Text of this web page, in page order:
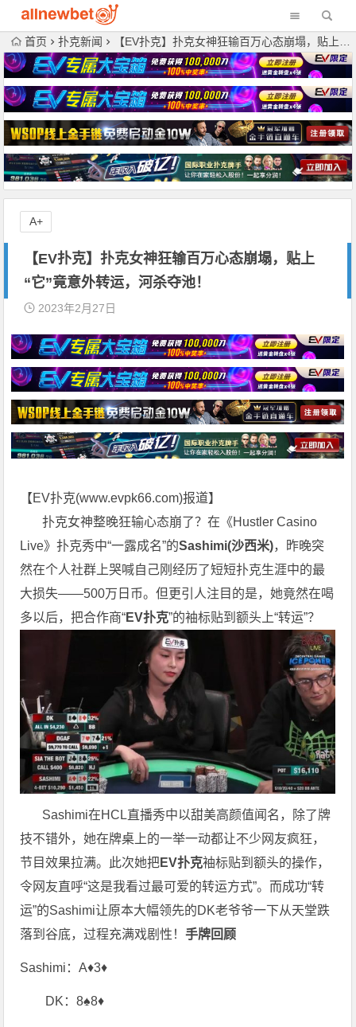
首页 扑克新闻 【EV扑克】扑克女神狂输百万心态崩塌，贴上“它”竟意外转运，河杀夺池！
【EV扑克】扑克女神狂输百万心态崩塌，贴上
“它”竟意外转运，河杀夺池！
2023年2月27日
【EV扑克(www.evpk66.com)报道】
扑克女神整晚狂输心态崩了？在《Hustler Casino
Live》扑克秀中“一露成名”的Sashimi(沙西米)，昨晚突
然在个人社群上哭喊自己刚经历了短短扑克生涯中的最
大损失——500万日币。但更引人注目的是，她竟然在喝
多以后，把合作商“EV扑克”的袖标贴到额头上“转运”？
Sashimi在HCL直播秀中以甜美高颜值闻名，除了牌
技不错外，她在牌桌上的一举一动都让不少网友疯狂，
节目效果拉满。此次她把EV扑克袖标贴到额头的操作，
令网友直呼“这是我看过最可爱的转运方式”。而成功“转
运”的Sashimi让原本大幅领先的DK老爷爷一下从天堂跌
落到谷底，过程充满戏剧性！手牌回顾
Sashimi：A♦3♦
DK：8♠8♦
A+